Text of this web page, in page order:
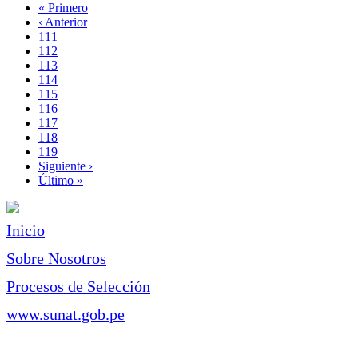
Paginación
Primera
página
« Primero
Página
anterior
‹ Anterior
Page
111
Page
112
Page
113
Page
114
Página
actual
115
Page
116
Page
117
Page
118
Page
119
Siguiente
página
Siguiente ›
Última
Último »
Inicio
Sobre Nosotros
Procesos de Selección
www.sunat.gob.pe